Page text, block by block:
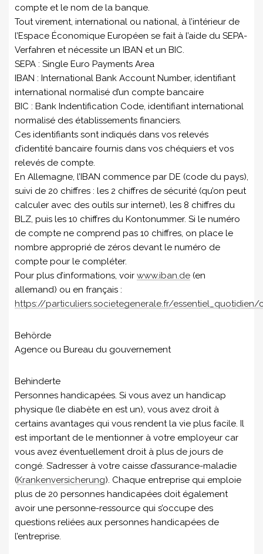
compte et le nom de la banque.
Tout virement, international ou national, à l’intérieur de
l’Espace Économique Européen se fait à l’aide du SEPA-
Verfahren et nécessite un IBAN et un BIC.
SEPA : Single Euro Payments Area
IBAN : International Bank Account Number, identifiant
international normalisé d’un compte bancaire
BIC : Bank Indentification Code, identifiant international
normalisé des établissements financiers.
Ces identifiants sont indiqués dans vos relevés
d’identité bancaire fournis dans vos chéquiers et vos
relevés de compte.
En Allemagne, l’IBAN commence par DE (code du pays),
suivi de 20 chiffres : les 2 chiffres de sécurité (qu’on peut
calculer avec des outils sur internet), les 8 chiffres du
BLZ, puis les 10 chiffres du Kontonummer. Si le numéro
de compte ne comprend pas 10 chiffres, on place le
nombre approprié de zéros devant le numéro de
compte pour le compléter.
Pour plus d’informations, voir www.iban.de (en
allemand) ou en français :
https://particuliers.societegenerale.fr/
Behörde
Agence ou Bureau du gouvernement
Behinderte
Personnes handicapées. Si vous avez un handicap
physique (le diabète en est un), vous avez droit à
certains avantages qui vous rendent la vie plus facile. Il
est important de le mentionner à votre employeur car
vous avez éventuellement droit à plus de jours de
congé. S’adresser à votre caisse d’assurance-maladie
(Krankenversicherung). Chaque entreprise qui emploie
plus de 20 personnes handicapées doit également
avoir une personne-ressource qui s’occupe des
questions reliées aux personnes handicapées de
l’entreprise.